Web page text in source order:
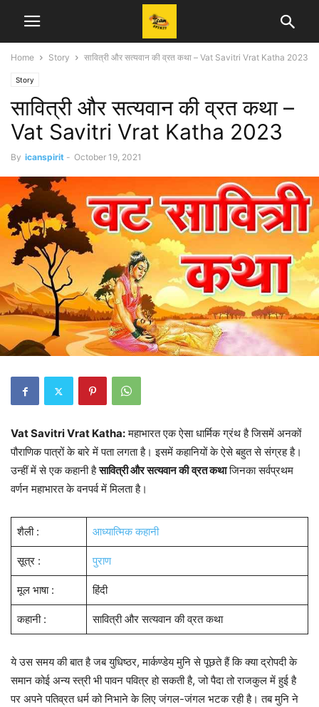
Home Story सावित्री और सत्यवान की व्रत कथा – Vat Savitri Vrat Katha 2023
Story
सावित्री और सत्यवान की व्रत कथा –
Vat Savitri Vrat Katha 2023
By icanspirit - October 19, 2021
Vat Savitri Vrat Katha:महाभारत एक ऐसा धार्मिक ग्रंथ है जिसमें अनकों
पौराणिक पात्रों के बारे में पता लगता है। इसमें कहानियों के ऐसे बहुत से संग्रह है।
उन्हीं में से एक कहानी हैसावित्री और सत्यवान की व्रत कथाजिनका सर्वप्रथम
वर्णन महाभारत के वनपर्व में मिलता है।
शैली : आध्यात्मिक कहानी
सूत्र : पुराण
मूल भाषा : हिंदी
कहानी : सावित्री और सत्यवान की व्रत कथा
ये उस समय की बात है जब युधिष्ठर, मार्कण्डेय मुनि से पूछते हैं कि क्या द्रोपदी के
समान कोई अन्य स्त्री भी पावन पवित्र हो सकती है, जो पैदा तो राजकुल में हुई है
पर अपने पतिव्रत धर्म को निभाने के लिए जंगल-जंगल भटक रही है। तब मुनि ने